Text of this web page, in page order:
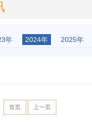
年 2024年 2025年
首页 上一页